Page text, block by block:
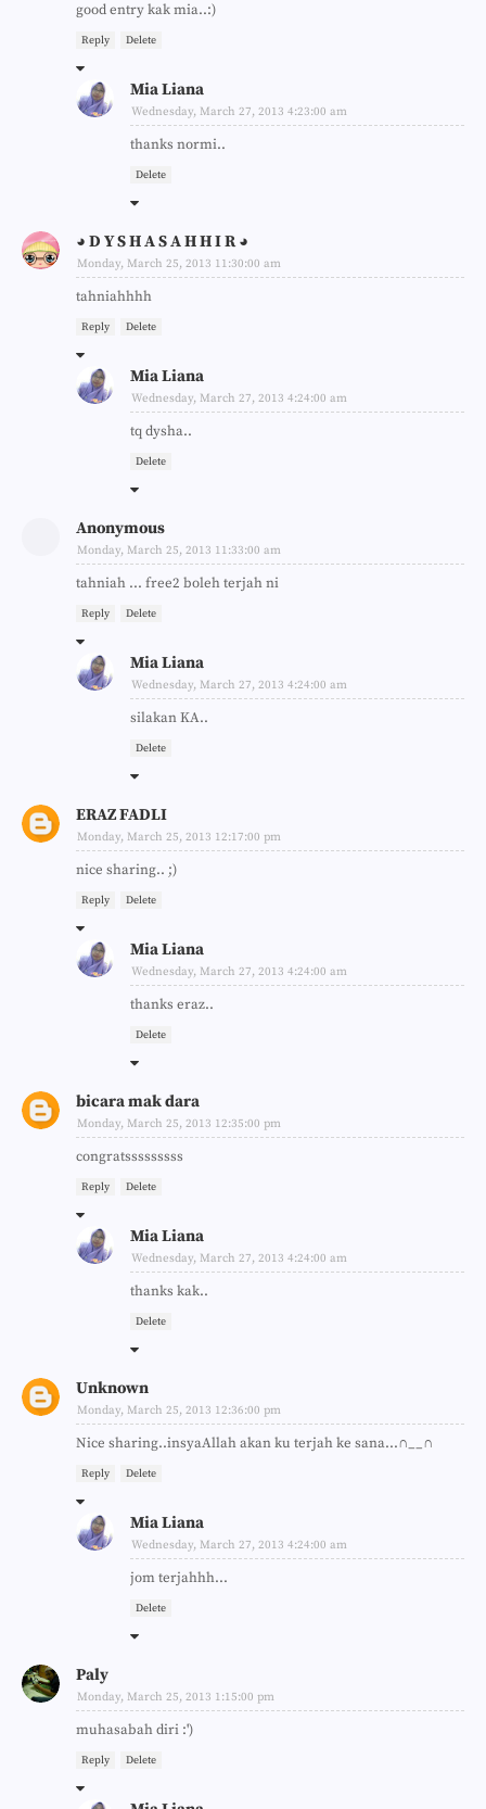
good entry kak mia..:)
Reply Delete
Mia Liana
Wednesday, March 27, 2013 4:23:00 am
thanks normi..
Delete
◕ D Y S H A S A H H I R ◕
Monday, March 25, 2013 11:30:00 am
tahniahhhh
Reply Delete
Mia Liana
Wednesday, March 27, 2013 4:24:00 am
tq dysha..
Delete
Anonymous
Monday, March 25, 2013 11:33:00 am
tahniah ... free2 boleh terjah ni
Reply Delete
Mia Liana
Wednesday, March 27, 2013 4:24:00 am
silakan KA..
Delete
ERAZ FADLI
Monday, March 25, 2013 12:17:00 pm
nice sharing.. ;)
Reply Delete
Mia Liana
Wednesday, March 27, 2013 4:24:00 am
thanks eraz..
Delete
bicara mak dara
Monday, March 25, 2013 12:35:00 pm
congratsssssssss
Reply Delete
Mia Liana
Wednesday, March 27, 2013 4:24:00 am
thanks kak..
Delete
Unknown
Monday, March 25, 2013 12:36:00 pm
Nice sharing..insyaAllah akan ku terjah ke sana...∩__∩
Reply Delete
Mia Liana
Wednesday, March 27, 2013 4:24:00 am
jom terjahhh...
Delete
Paly
Monday, March 25, 2013 1:15:00 pm
muhasabah diri :')
Reply Delete